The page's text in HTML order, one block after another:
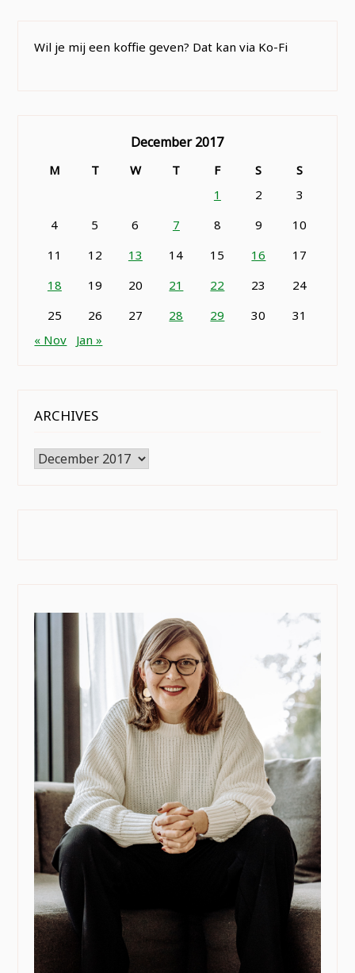
Wil je mij een koffie geven? Dat kan via Ko-Fi
December 2017
M T W T F S
S
1
2
3
4
5 6 7 8 9
10
11
12 13 14 15 16
17
18
19 20 21 22 23
24
25
26 27 28 29 30
31
« Nov
Jan »
ARCHIVES
Archives